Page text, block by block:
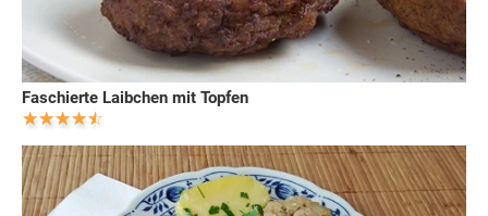
Faschierte Laibchen mit Topfen